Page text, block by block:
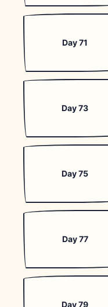
Day 71
Day 73
Day 75
Day 77
Day 79